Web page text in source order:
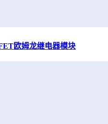
欧姆龙继电器模块